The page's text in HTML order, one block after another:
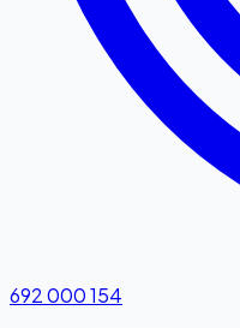
692 000 154